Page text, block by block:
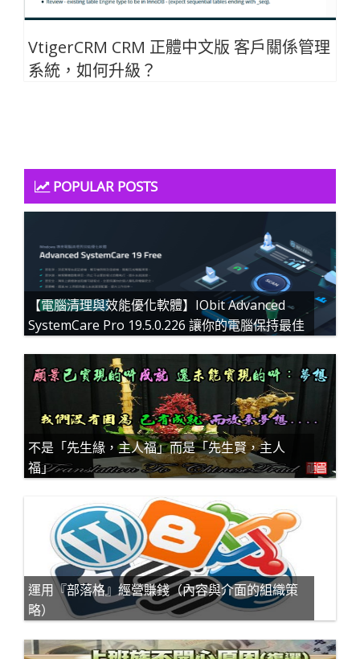
VtigerCRM CRM 正體中文版 客戶關係管理
系統，如何升級？
POPULAR POSTS
【電腦清理與效能優化軟體】IObit Advanced
SystemCare Pro 19.5.0.226 讓你的電腦保持最佳
不是「先生緣，主人福」而是「先生賢，主人
福」
運用『部落格』經營賺錢（內容與介面的組織策
略）